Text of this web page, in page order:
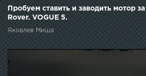
Пробуем ставить и заводить мотор
Rover. VOGUE 5.
Яковлев Миша